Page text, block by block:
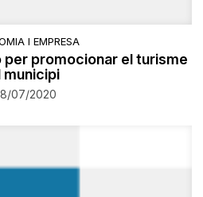
I EMPRESA
per promocionar el turisme
municipi
07/2020